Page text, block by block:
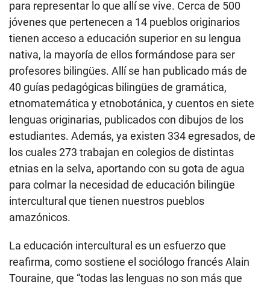
para representar lo que allí se vive. Cerca de 500
jóvenes que pertenecen a 14 pueblos originarios
tienen acceso a educación superior en su lengua
nativa, la mayoría de ellos formándose para ser
profesores bilingües. Allí se han publicado más de
40 guías pedagógicas bilingües de gramática,
etnomatemática y etnobotánica, y cuentos en siete
lenguas originarias, publicados con dibujos de los
estudiantes. Además, ya existen 334 egresados, de
los cuales 273 trabajan en colegios de distintas
etnias en la selva, aportando con su gota de agua
para colmar la necesidad de educación bilingüe
intercultural que tienen nuestros pueblos
amazónicos.
La educación intercultural es un esfuerzo que
reafirma, como sostiene el sociólogo francés Alain
Touraine, que “todas las lenguas no son más que